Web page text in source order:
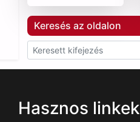
Keresés az oldalon
Hasznos linkek